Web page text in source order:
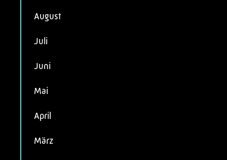
August
Juli
Juni
Mai
April
März